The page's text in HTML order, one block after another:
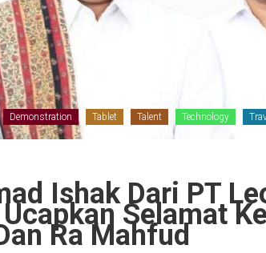
Demonstration Tablet Talent Technology
Ishak Dari PT
Selamat
Ra Mahfud